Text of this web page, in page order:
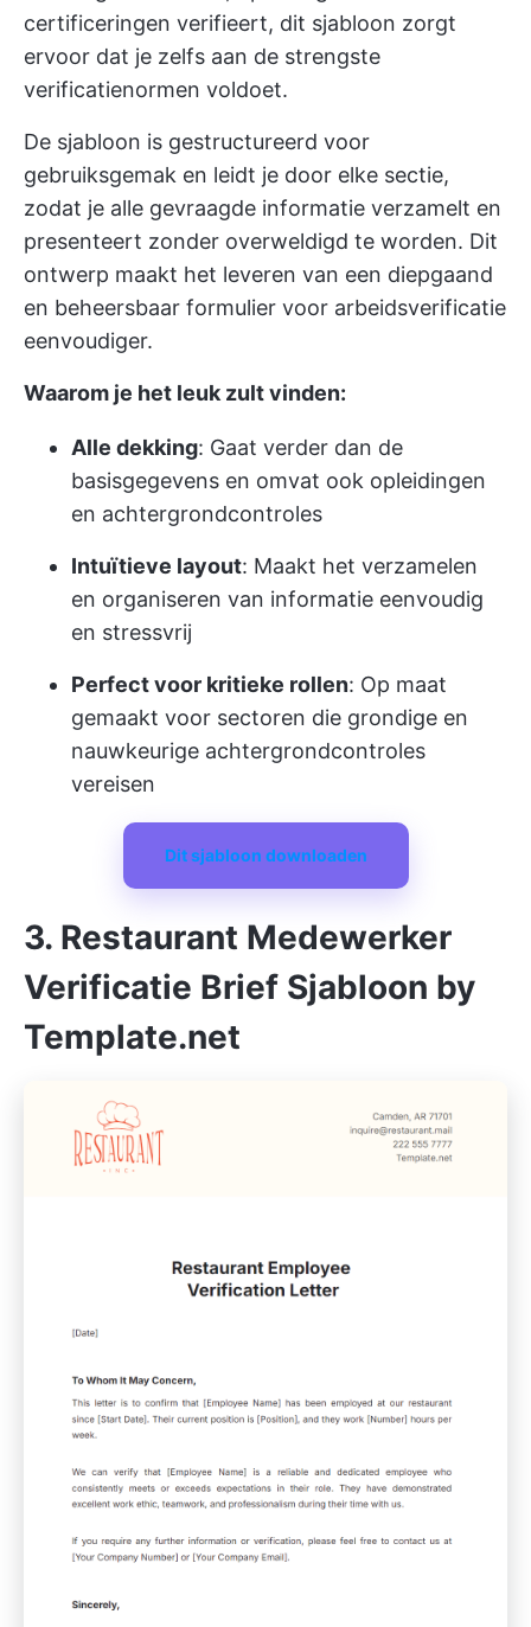
certificeringen verifieert, dit sjabloon zorgt
ervoor dat je zelfs aan de strengste
verificatienormen voldoet.
De sjabloon is gestructureerd voor
gebruiksgemak en leidt je door elke sectie,
zodat je alle gevraagde informatie verzamelt en
presenteert zonder overweldigd te worden. Dit
ontwerp maakt het leveren van een diepgaand
en beheersbaar formulier voor arbeidsverificatie
eenvoudiger.
Waarom je het leuk zult vinden:
Alle dekking: Gaat verder dan de
basisgegevens en omvat ook opleidingen
en achtergrondcontroles
Intuïtieve layout: Maakt het verzamelen
en organiseren van informatie eenvoudig
en stressvrij
Perfect voor kritieke rollen: Op maat
gemaakt voor sectoren die grondige en
nauwkeurige achtergrondcontroles
vereisen
Dit sjabloon downloaden
3. Restaurant Medewerker
Verificatie Brief Sjabloon by
Template.net